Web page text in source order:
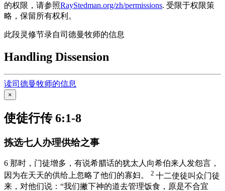
的权限，请参照RayStedman.org/zh/permissions. 受限于权限策
略，保留所有权利。
此段灵修节录自司德曼牧师的信息
Handling Dissension
读司德曼牧师的信息
×
使徒行传 6:1-8
拣选七人办理供给之事
6 那时，门徒增多，有说希腊话的犹太人向希伯来人发怨言，
因为在天天的供给上忽略了他们的寡妇。
2 十二使徒叫众门徒
来，对他们说：“我们撇下神的道去管理饭食，原是不合宜